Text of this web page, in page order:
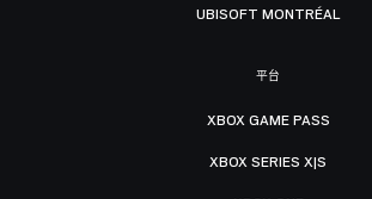
UBISOFT MONTRÉAL
平台
XBOX GAME PASS
XBOX SERIES X|S